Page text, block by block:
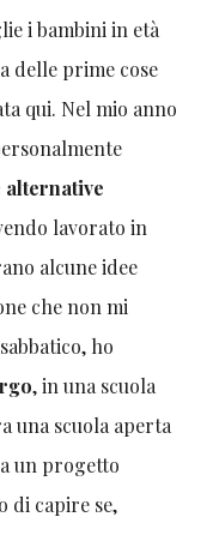
i bambini in età
delle prime cose
qui. Nel mio anno
lavorato in
alcune idee
che non mi
ho
, in una scuola
una scuola aperta
un progetto
di capire se,